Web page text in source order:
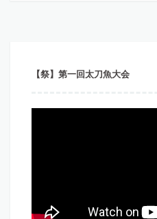
【祭】第一回太刀魚大会